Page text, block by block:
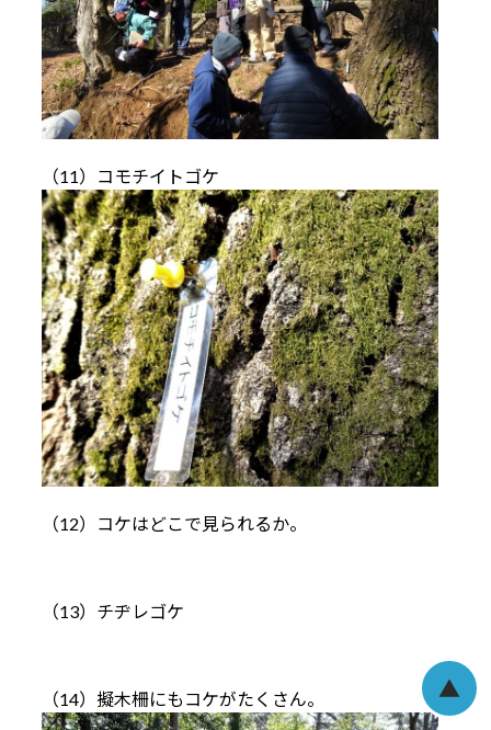
（11）コモチイトゴケ
（12）コケはどこで見られるか。
（13）チヂレゴケ
（14）擬木柵にもコケがたくさん。 ▲